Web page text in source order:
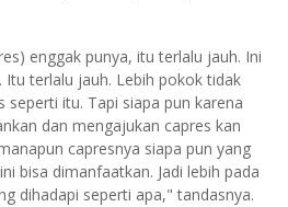
enggak punya, itu terlalu jauh. Ini
terlalu jauh. Lebih pokok tidak
itu. Tapi siapa pun karena
dan mengajukan capres kan
capresnya siapa pun yang
bisa dimanfaatkan. Jadi lebih pada
dihadapi seperti apa," tandasnya.